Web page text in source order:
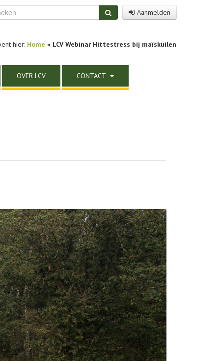
Aanmelden
hier: Home » LCV Webinar Hittestress bij maïskuilen
OVER LCV CONTACT